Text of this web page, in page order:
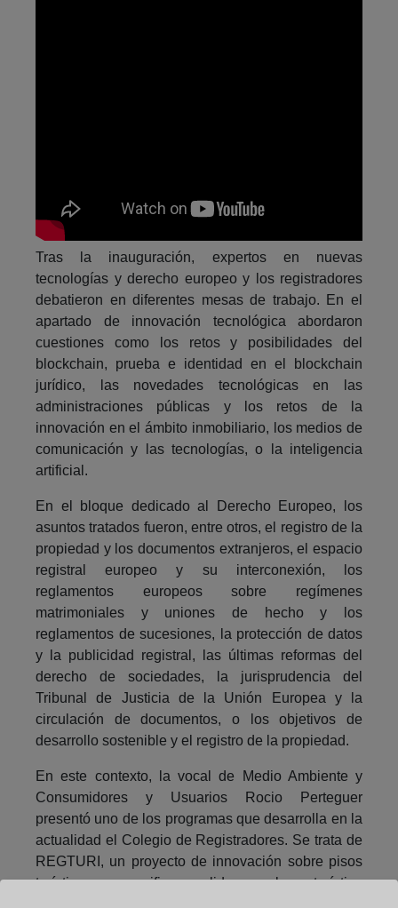
Tras la inauguración, expertos en nuevas
tecnologías y derecho europeo y los registradores
debatieron en diferentes mesas de trabajo. En el
apartado de innovación tecnológica abordaron
cuestiones como los retos y posibilidades del
blockchain, prueba e identidad en el blockchain
jurídico, las novedades tecnológicas en las
administraciones públicas y los retos de la
innovación en el ámbito inmobiliario, los medios de
comunicación y las tecnologías, o la inteligencia
artificial.
En el bloque dedicado al Derecho Europeo, los
asuntos tratados fueron, entre otros, el registro de la
propiedad y los documentos extranjeros, el espacio
registral europeo y su interconexión, los
reglamentos europeos sobre regímenes
matrimoniales y uniones de hecho y los
reglamentos de sucesiones, la protección de datos
y la publicidad registral, las últimas reformas del
derecho de sociedades, la jurisprudencia del
Tribunal de Justicia de la Unión Europea y la
circulación de documentos, o los objetivos de
desarrollo sostenible y el registro de la propiedad.
En este contexto, la vocal de Medio Ambiente y
Consumidores y Usuarios Rocio Perteguer
presentó uno de los programas que desarrolla en la
actualidad el Colegio de Registradores. Se trata de
REGTURI, un proyecto de innovación sobre pisos
turísticos, que verifica y valida que el uso turístico